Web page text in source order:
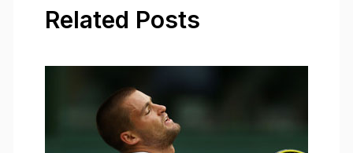
Related Posts